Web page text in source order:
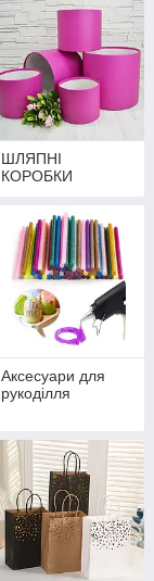
ШЛЯПНІ
КОРОБКИ
Аксесуари для
рукоділля